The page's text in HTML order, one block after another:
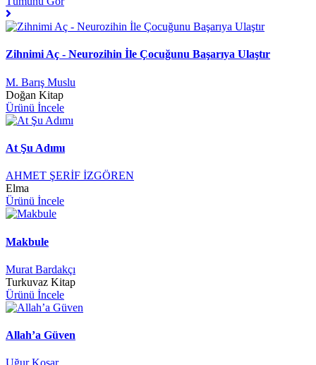
Zihnimi Aç - Neurozihin İle Çocuğunu Başarıya Ulaştır
M. Barış Muslu
Doğan Kitap
Ürünü İncele
At Şu Adımı
AHMET ŞERİF İZGÖREN
Elma
Ürünü İncele
Makbule
Murat Bardakçı
Turkuvaz Kitap
Ürünü İncele
Allah’a Güven